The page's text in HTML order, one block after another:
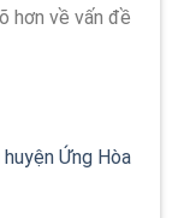
hơn về vấn đề
Ứng Hòa